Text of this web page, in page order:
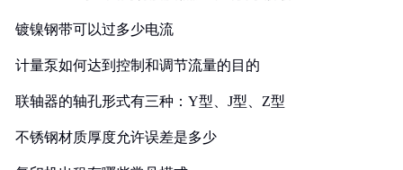
镀镍钢带可以过多少电流
计量泵如何达到控制和调节流量的目的
联轴器的轴孔形式有三种：Y型、J型、Z型
不锈钢材质厚度允许误差是多少